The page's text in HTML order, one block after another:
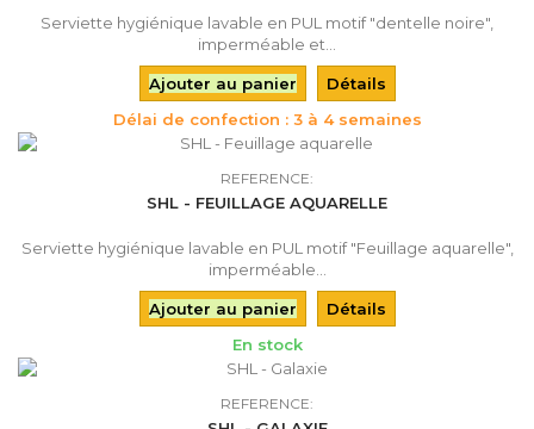
Serviette hygiénique lavable en PUL motif "dentelle noire",
imperméable et...
Ajouter au panier
Détails
Délai de confection : 3 à 4 semaines
REFERENCE:
SHL - FEUILLAGE AQUARELLE
Serviette hygiénique lavable en PUL motif "Feuillage aquarelle",
imperméable...
Ajouter au panier
Détails
En stock
REFERENCE: